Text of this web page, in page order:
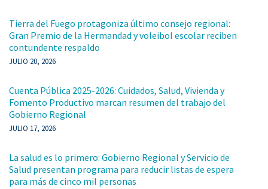
Tierra del Fuego protagoniza último consejo regional:
Gran Premio de la Hermandad y voleibol escolar reciben
contundente respaldo
JULIO 20, 2026
Cuenta Pública 2025-2026: Cuidados, Salud, Vivienda y
Fomento Productivo marcan resumen del trabajo del
Gobierno Regional
JULIO 17, 2026
La salud es lo primero: Gobierno Regional y Servicio de
Salud presentan programa para reducir listas de espera
para más de cinco mil personas